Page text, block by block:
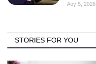
Αυγ 5, 2026
STORIES FOR YOU